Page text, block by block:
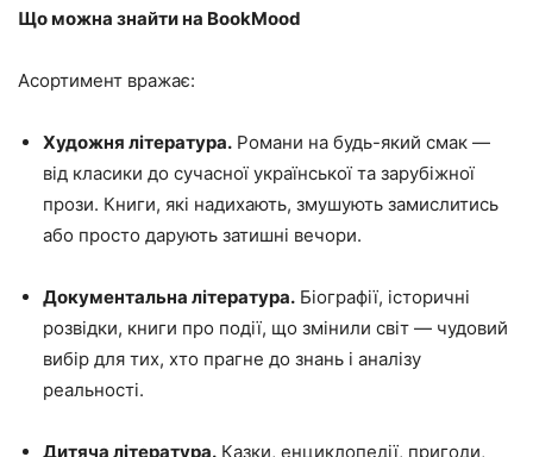
Що можна знайти на BookMood
Асортимент вражає:
Художня література. Романи на будь-який смак —
від класики до сучасної української та зарубіжної
прози. Книги, які надихають, змушують замислитись
або просто дарують затишні вечори.
Документальна література. Біографії, історичні
розвідки, книги про події, що змінили світ — чудовий
вибір для тих, хто прагне до знань і аналізу
реальності.
Дитяча література. Казки, енциклопедії, пригоди,